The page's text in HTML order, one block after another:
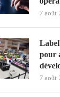
7 août
pour
7 août